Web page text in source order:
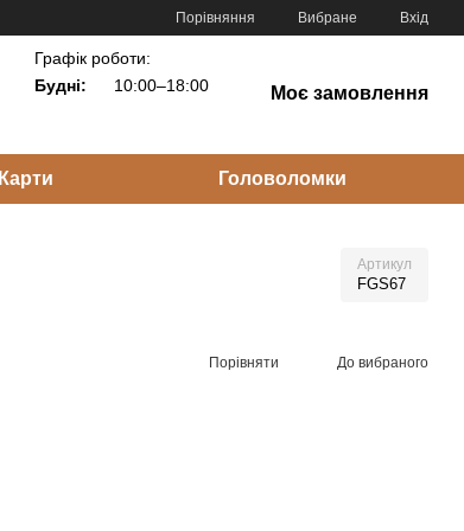
Порівняння Вибране Вхід
Графік роботи:
Будні:
10:00–18:00 Моє замовлення
Карти Головоломки
Артикул
FGS67
Порівняти До вибраного